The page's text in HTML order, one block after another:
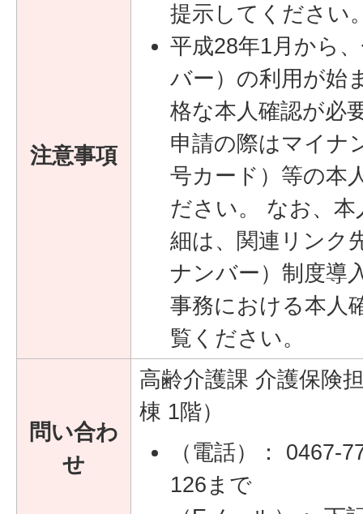
注意事項
提示してください
平成28年1月から
バー）の利用が始
格な本人確認が必
申請の際はマイナ
号カード）等の本
ださい。 なお、
細は、関連リンク
ナンバー）制度導
事務における本人
覧ください。
問い合わ
せ
高齢介護課 介護保険
棟 1階）
（電話）： 0467-
126まで